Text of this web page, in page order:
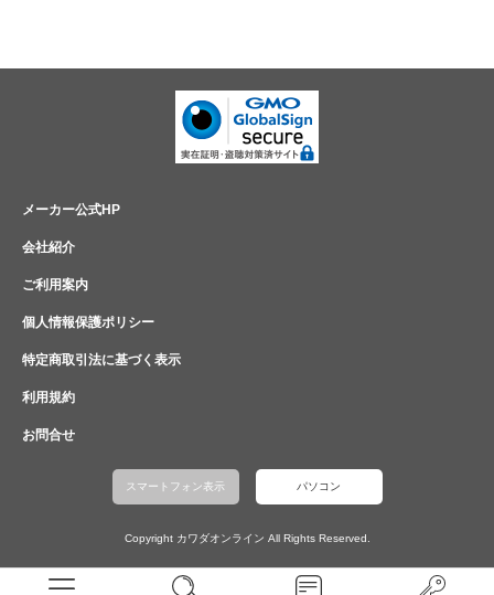
メーカー公式HP
会社紹介
ご利用案内
個人情報保護ポリシー
特定商取引法に基づく表示
利用規約
お問合せ
スマートフォン表示 パソコン
Copyright カワダオンライン All Rights Reserved.